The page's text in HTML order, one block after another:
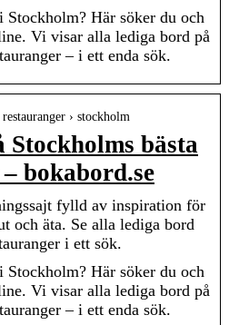
Stockholm? Här söker du och
Vi visar alla lediga bord på
– i ett enda sök.
› stockholm
Stockholms bästa
bokabord.se
fylld av inspiration för
och äta. Se alla lediga bord
i ett sök.
Stockholm? Här söker du och
Vi visar alla lediga bord på
– i ett enda sök.